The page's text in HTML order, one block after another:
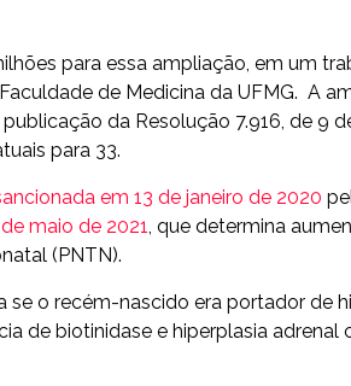
para essa ampliação, em um
de Medicina da UFMG. A
da Resolução 7.916, de 9
para 33.
em 13 de janeiro de 2020
maio de 2021, que determina
(PNTN).
o recém-nascido era portador de
de biotinidase e hiperplasia adrenal